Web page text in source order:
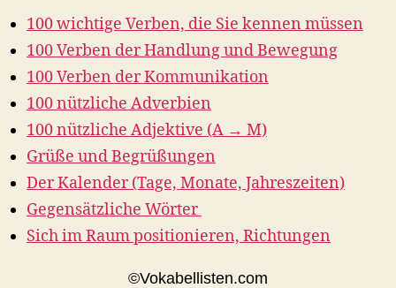
100 wichtige Verben, die Sie kennen müssen
100 Verben der Handlung und Bewegung
100 Verben der Kommunikation
100 nützliche Adverbien
100 nützliche Adjektive (A → M)
Grüße und Begrüßungen
Der Kalender (Tage, Monate, Jahreszeiten)
Gegensätzliche Wörter
Sich im Raum positionieren, Richtungen
©Vokabellisten.com